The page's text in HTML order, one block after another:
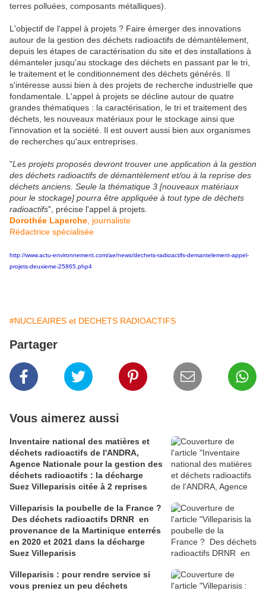
terres polluées, composants métalliques).
L'objectif de l'appel à projets ? Faire émerger des innovations
autour de la gestion des déchets radioactifs de démantèlement,
depuis les étapes de caractérisation du site et des installations à
démanteler jusqu'au stockage des déchets en passant par le tri,
le traitement et le conditionnement des déchets générés. Il
s'intéresse aussi bien à des projets de recherche industrielle que
fondamentale. L'appel à projets se décline autour de quatre
grandes thématiques : la caractérisation, le tri et traitement des
déchets, les nouveaux matériaux pour le stockage ainsi que
l'innovation et la société. Il est ouvert aussi bien aux organismes
de recherches qu'aux entreprises.
"Les projets proposés devront trouver une application à la gestion
des déchets radioactifs de démantèlement et/ou à la reprise des
déchets anciens. Seule la thématique 3 [nouveaux matériaux
pour le stockage] pourra être appliquée à tout type de déchets
radioactifs", précise l'appel à projets.
Dorothée Laperche , journaliste
Rédactrice spécialisée
http://www.actu-environnement.com/ae/news/dechets-radioactifs-demantelement-appel-
projets-deuxieme-25865.php4
#NUCLEAIRES et DECHETS RADIOACTIFS
Partager
Vous aimerez aussi
Inventaire national des matières et
déchets radioactifs de l'ANDRA,
Agence Nationale pour la gestion des
déchets radioactifs : la décharge
Suez Villeparisis citée à 2 reprises
Villeparisis la poubelle de la France ?
Des déchets radioactifs DRNR en
provenance de la Martinique enterrés
en 2020 et 2021 dans la décharge
Suez Villeparisis
Villeparisis : pour rendre service si
vous preniez un peu déchets